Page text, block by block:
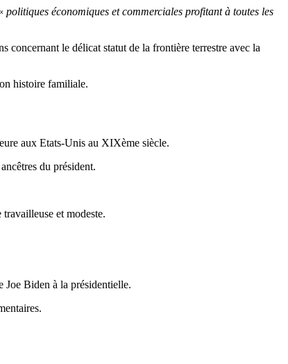
politiques économiques et commerciales profitant à toutes les
le délicat statut de la frontière terrestre avec la
histoire familiale.
aux Etats-Unis au XIXème siècle.
du président.
et modeste.
Joe Biden à la présidentielle.